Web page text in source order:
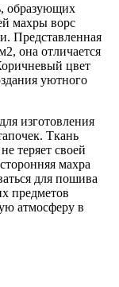
образующих
махры ворс
Представленная
она отличается
цвет
уютного
изготовления
Ткань
теряет своей
махра
для пошива
предметов
атмосферу в